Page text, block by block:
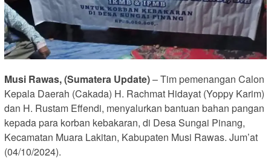
Musi Rawas, (Sumatera Update)– Tim pemenangan Calon
Kepala Daerah (Cakada) H. Rachmat Hidayat (Yoppy Karim)
dan H. Rustam Effendi, menyalurkan bantuan bahan pangan
kepada para korban kebakaran, di Desa Sungai Pinang,
Kecamatan Muara Lakitan, Kabupaten Musi Rawas. Jum’at
(04/10/2024).